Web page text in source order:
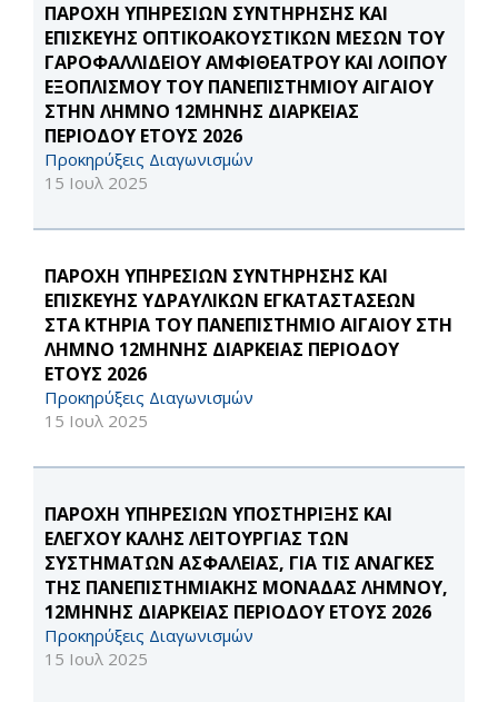
ΠΑΡΟΧΗ ΥΠΗΡΕΣΙΩΝ ΣΥΝΤΗΡΗΣΗΣ ΚΑΙ
ΕΠΙΣΚΕΥΗΣ ΟΠΤΙΚΟΑΚΟΥΣΤΙΚΩΝ ΜΕΣΩΝ ΤΟΥ
ΓΑΡΟΦΑΛΛΙΔΕΙΟΥ ΑΜΦΙΘΕΑΤΡΟΥ ΚΑΙ ΛΟΙΠΟΥ
ΕΞΟΠΛΙΣΜΟΥ ΤΟΥ ΠΑΝΕΠΙΣΤΗΜΙΟΥ ΑΙΓΑΙΟΥ
ΣΤΗΝ ΛΗΜΝΟ 12ΜΗΝΗΣ ΔΙΑΡΚΕΙΑΣ
ΠΕΡΙΟΔΟΥ ΕΤΟΥΣ 2026
Προκηρύξεις Διαγωνισμών
15 Ιουλ 2025
ΠΑΡΟΧΗ ΥΠΗΡΕΣΙΩΝ ΣΥΝΤΗΡΗΣΗΣ ΚΑΙ
ΕΠΙΣΚΕΥΗΣ ΥΔΡΑΥΛΙΚΩΝ ΕΓΚΑΤΑΣΤΑΣΕΩΝ
ΣΤΑ ΚΤΗΡΙΑ ΤΟΥ ΠΑΝΕΠΙΣΤΗΜΙΟ ΑΙΓΑΙΟΥ ΣΤΗ
ΛΗΜΝΟ 12ΜΗΝΗΣ ΔΙΑΡΚΕΙΑΣ ΠΕΡΙΟΔΟΥ
ΕΤΟΥΣ 2026
Προκηρύξεις Διαγωνισμών
15 Ιουλ 2025
ΠΑΡΟΧΗ ΥΠΗΡΕΣΙΩΝ ΥΠΟΣΤΗΡΙΞΗΣ ΚΑΙ
ΕΛΕΓΧΟΥ ΚΑΛΗΣ ΛΕΙΤΟΥΡΓΙΑΣ ΤΩΝ
ΣΥΣΤΗΜΑΤΩΝ ΑΣΦΑΛΕΙΑΣ, ΓΙΑ ΤΙΣ ΑΝΑΓΚΕΣ
ΤΗΣ ΠΑΝΕΠΙΣΤΗΜΙΑΚΗΣ ΜΟΝΑΔΑΣ ΛΗΜΝΟΥ,
12ΜΗΝΗΣ ΔΙΑΡΚΕΙΑΣ ΠΕΡΙΟΔΟΥ ΕΤΟΥΣ 2026
Προκηρύξεις Διαγωνισμών
15 Ιουλ 2025